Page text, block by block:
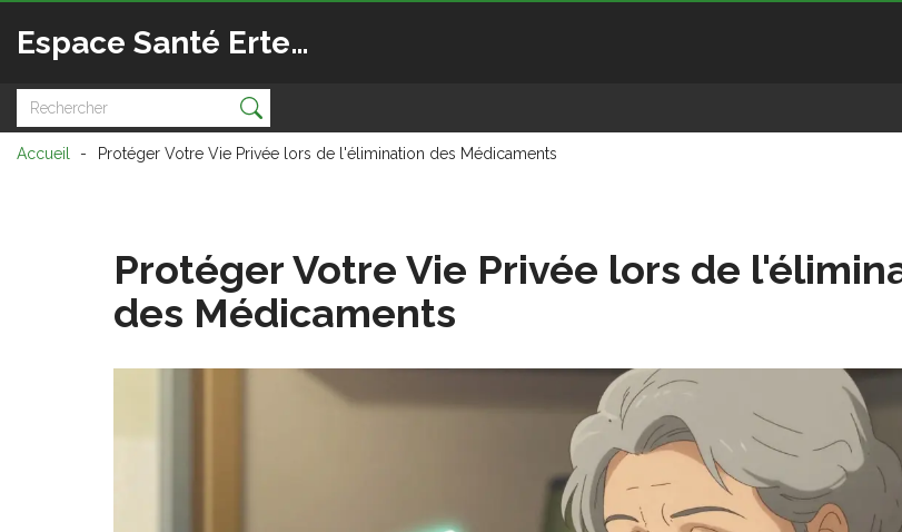
Espace Santé Ertedis
Accueil Protéger Votre Vie Privée lors de l'élimination des Médicaments
Protéger Votre Vie Privée lors de
des Médicaments